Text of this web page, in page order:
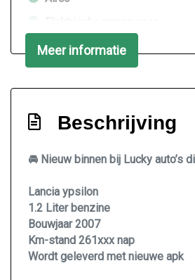
Meer informatie
Beschrijving
🚘 Nieuw binnen bij Lucky auto’s
Lancia ypsilon
1.2 Liter benzine
Bouwjaar 2007
Km-stand 261xxx nap
Wordt geleverd met nieuwe apk